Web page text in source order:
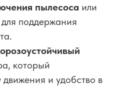
пылесоса или
поддержания
который
и удобство в